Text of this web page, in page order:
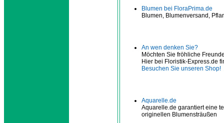
Blumen bei FloraPrima.de
Blumen, Blumenversand,
An wen denken Sie?
Möchten Sie fröhliche
Hier bei Floristik-Express.de
Besuchen Sie unseren Shop!
Aquarelle.de
Aquarelle.de garantiert eine
originellen Blumensträußen